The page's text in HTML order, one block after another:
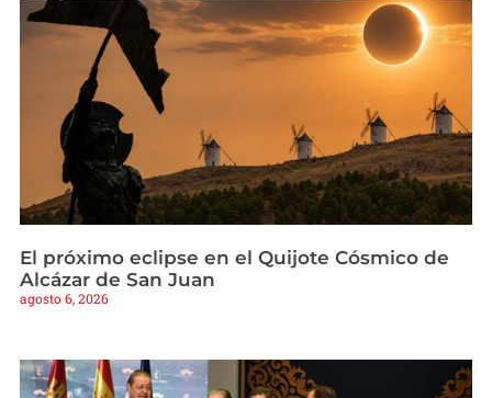
El próximo eclipse en el Quijote Cósmico de
Alcázar de San Juan
agosto 6, 2026